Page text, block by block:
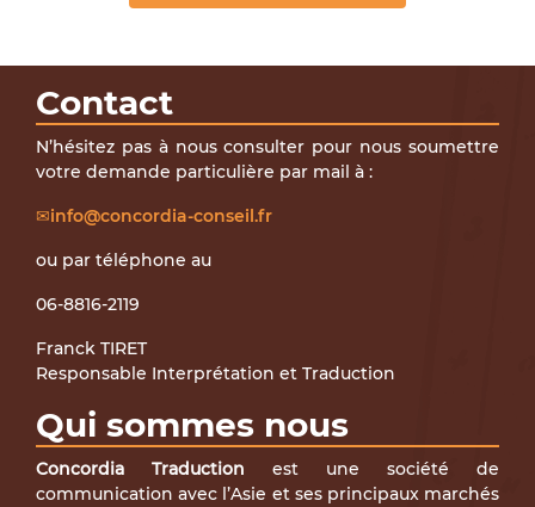
Contact
N’hésitez pas à nous consulter pour nous soumettre
votre demande particulière par mail à :
info@concordia-conseil.fr
ou par téléphone au
06-8816-2119
Franck TIRET
Responsable Interprétation et Traduction
Qui sommes nous
Concordia Traduction est une société de
communication avec l’Asie et ses principaux marchés